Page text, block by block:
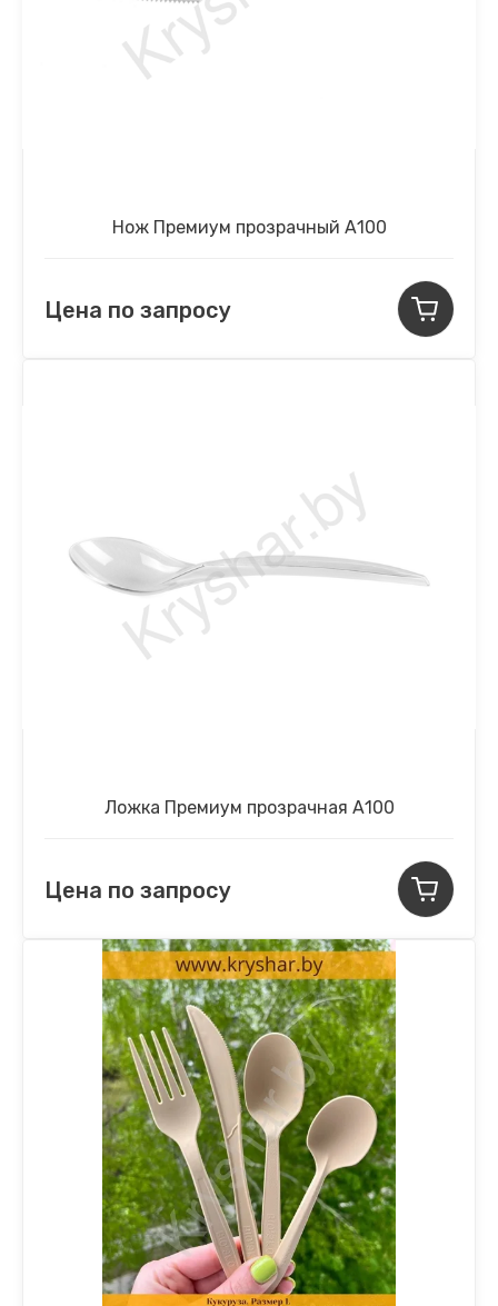
Нож Премиум прозрачный А100
Цена по запросу
Ложка Премиум прозрачная А100
Цена по запросу